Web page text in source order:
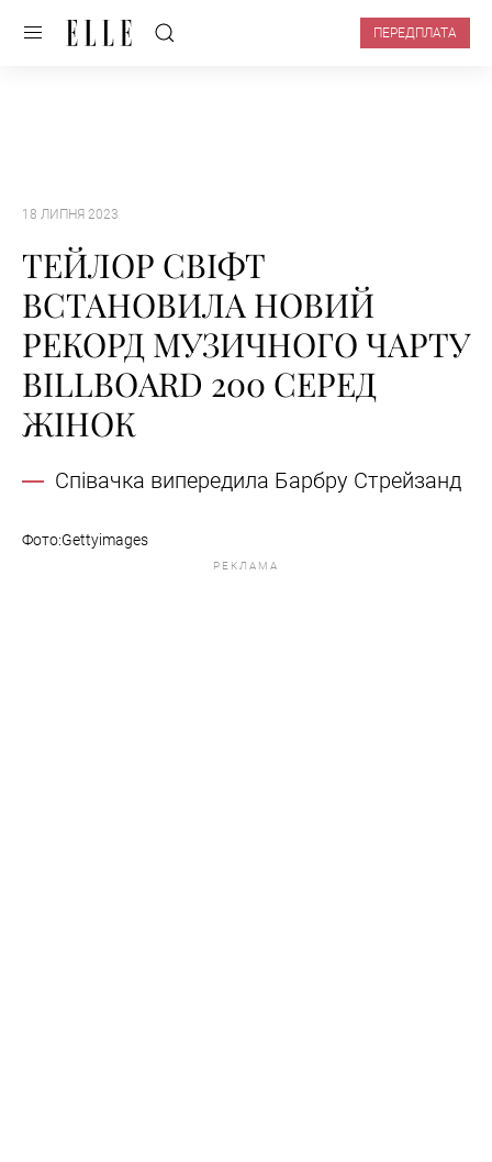
ПЕРЕДПЛАТА
18 ЛИПНЯ 2023
ТЕЙЛОР СВІФТ
ВСТАНОВИЛА НОВИЙ
РЕКОРД МУЗИЧНОГО ЧАРТУ
BILLBOARD 200 СЕРЕД
ЖІНОК
Співачка випередила Барбру Стрейзанд
Фото:Gettyimages
РЕКЛАМА